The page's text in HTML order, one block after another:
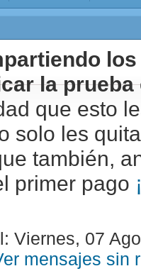
la
que esto
solo les
también,
primer pago
Viernes, 07
mensajes sin